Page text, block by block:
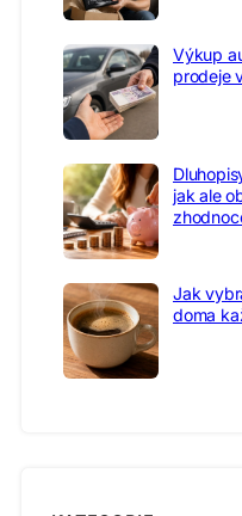
Výkup
prodeje
jak ale
Jak
doma